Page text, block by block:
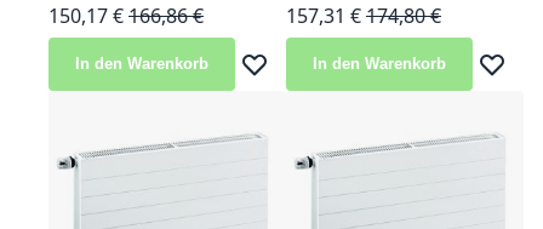
Sonderangebot
150,17 €Normalpreis
166,86 €
In den Warenkorb Zur Wunschliste hinzufügen
Sonderangebot
157,31 €Normalpreis
174,80 €
In den Warenkorb Zur